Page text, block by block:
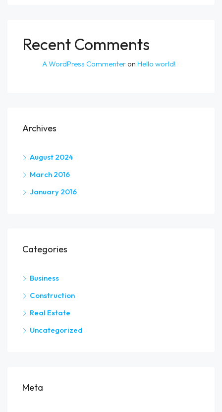
Recent Comments
A WordPress Commenter on Hello world!
Archives
August 2024
March 2016
January 2016
Categories
Business
Construction
Real Estate
Uncategorized
Meta